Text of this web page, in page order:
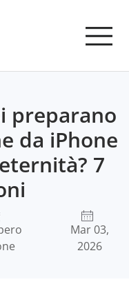
preparano
da iPhone
7
Mar 03,
2026